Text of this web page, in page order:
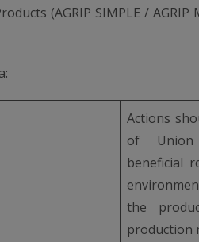
(AGRIP SIMPLE /
Actions
of Union
beneficial
the
production